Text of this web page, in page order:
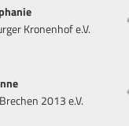
Kronenhof e.V.
2013 e.V.